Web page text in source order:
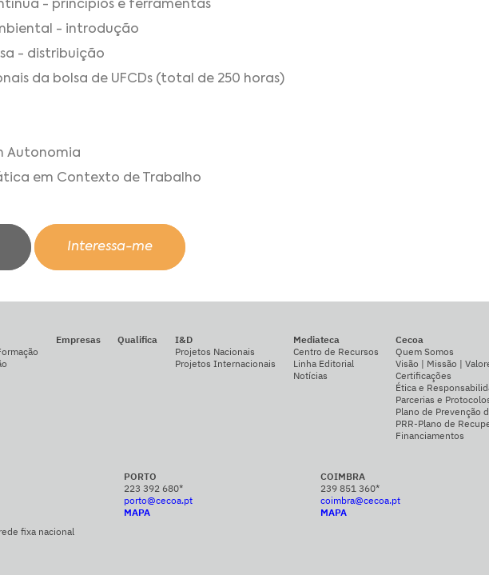
- princípios e ferramentas
- introdução
- distribuição
da bolsa de UFCDs (total de 250 horas)
Autonomia
em Contexto de Trabalho
Interessa-me
Empresas Qualifica
I&D
Projetos Nacionais
Projetos Internacionais
Mediateca
Centro de Recursos
Linha Editorial
Notícias
Cecoa
Quem Somos
Visão | Missão |
Certificações
Ética e
Parcerias e
Plano de Prevenção
PRR-Plano de
Financiamentos
PORTO
223 392 680*
porto@cecoa.pt
MAPA
COIMBRA
239 851 360*
coimbra@cecoa.pt
MAPA
fixa nacional